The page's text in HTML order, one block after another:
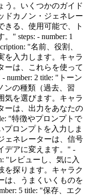
う。いくつかのガイド
ドカノン・ジェネレー
きる、使用可能で、ト
" steps: - number: 1
"名前、役割、
を入力します。キャラ
ーは、これらを使って
number: 2 title: "トーン
ンの種類（過去、習
気を選びます。キャラ
ーは、出力をあなたの
"特徴やプロンプトで
プロンプトを入力しま
ェネレーターは、信号
デアに変えます。" -
"レビューし、気に入
を探ります。キャラク
は、うまくいくものを
5 title: "保存、エク